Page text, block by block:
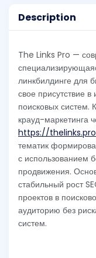
Description
The Links Pro —
линкбилдинге для
свое присутствие
поисковых систем.
крауд-маркетинга
https://
тематик
с использованием
продвижения.
стабильный рост
проектов в
аудиторию без
систем.